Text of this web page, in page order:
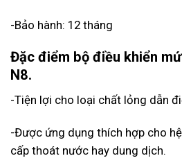
-Bảo hành: 12 tháng
Đặc điểm bộ điều khiển
N8.
-Tiện lợi cho loại chất lỏng dẫn
-Được ứng dụng thích hợp cho
cấp thoát nước hay dung dịch.